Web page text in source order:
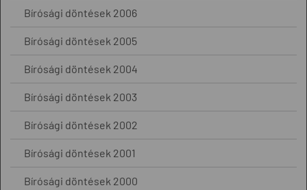
Bírósági döntések 2006
Bírósági döntések 2005
Bírósági döntések 2004
Bírósági döntések 2003
Bírósági döntések 2002
Bírósági döntések 2001
Bírósági döntések 2000